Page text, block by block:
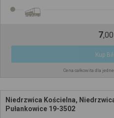
7,00
Kup
Cena całkowita dla
Niedrzwica Kościelna,
Pułankowice 19-3502